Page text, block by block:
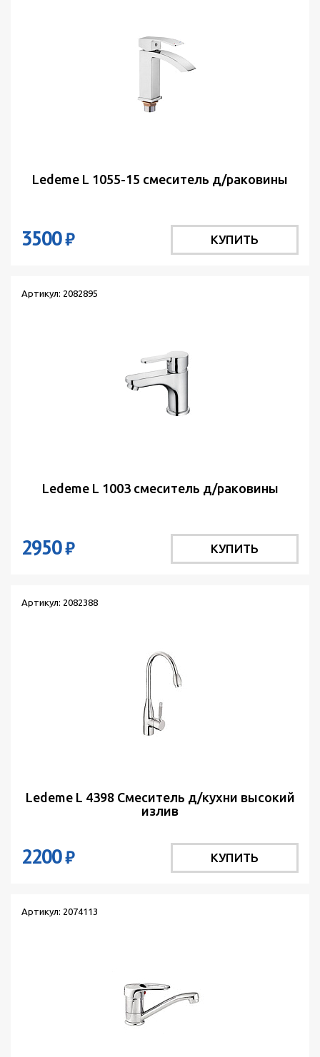
Ledeme L 1055-15 смеситель д/раковины
3500₽ КУПИТЬ
Артикул: 2082895
Ledeme L 1003 смеситель д/раковины
2950₽ КУПИТЬ
Артикул: 2082388
Ledeme L 4398 Cмеситель д/кухни высокий
излив
2200₽ КУПИТЬ
Артикул: 2074113